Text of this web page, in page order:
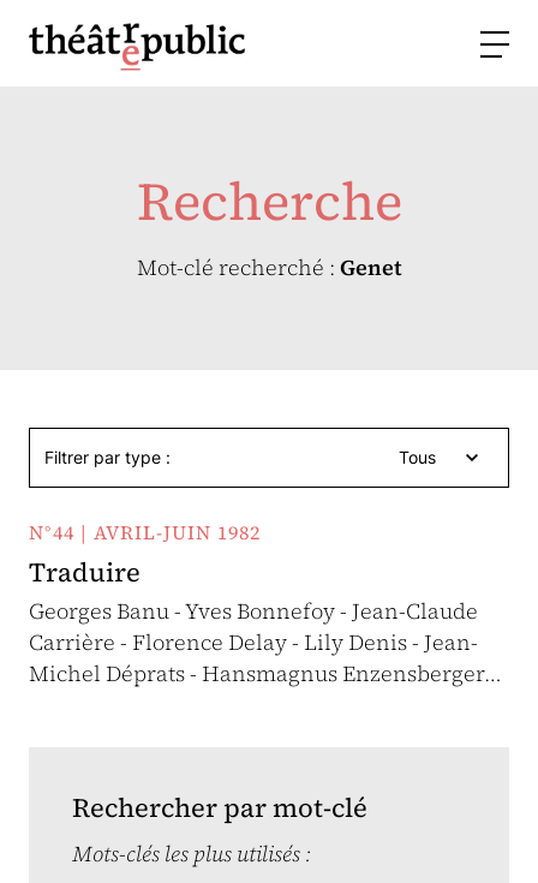
Recherche
Mot-clé recherché : Genet
Filtrer par type : Tous
N°44 | AVRIL-JUIN 1982
Traduire
Georges Banu - Yves Bonnefoy - Jean-Claude
Carrière - Florence Delay - Lily Denis - Jean-
Michel Déprats - Hansmagnus Enzensberger…
Rechercher par mot-clé
Mots-clés les plus utilisés :